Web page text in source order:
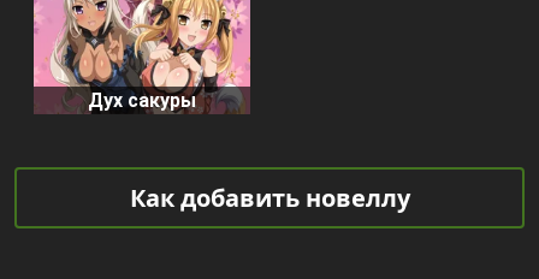
Дух сакуры
Как добавить новеллу